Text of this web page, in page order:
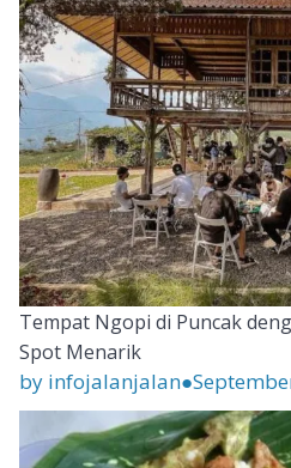
Tempat Ngopi di Puncak
Spot Menarik
by infojalanjalan●